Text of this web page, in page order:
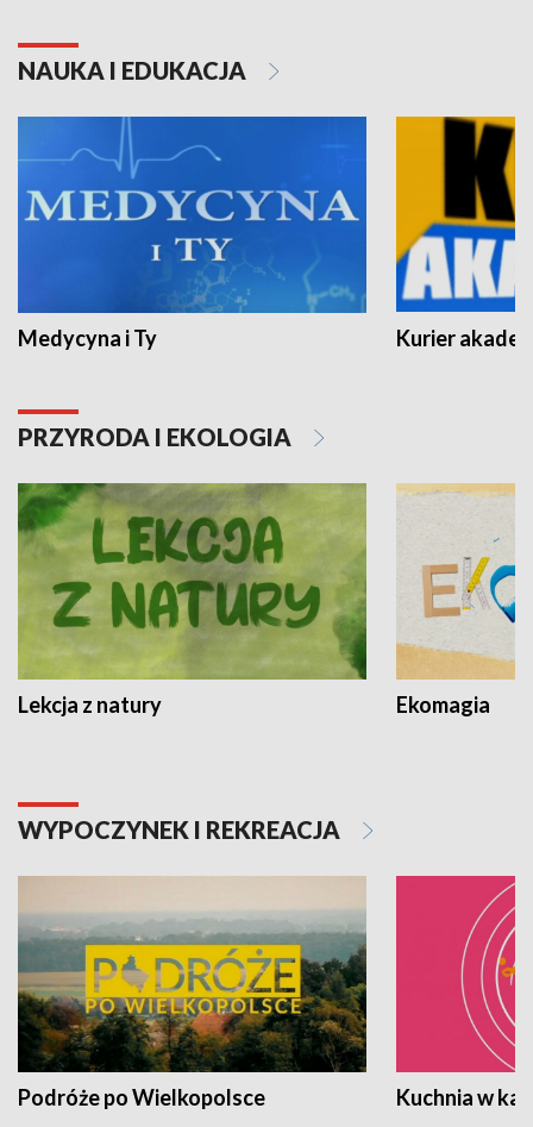
NAUKA I EDUKACJA
Medycyna i Ty Kurier
PRZYRODA I EKOLOGIA
Lekcja z natury Ekomagia
WYPOCZYNEK I REKREACJA
Podróże po Wielkopolsce Kuchnia w